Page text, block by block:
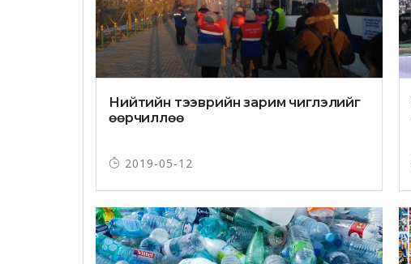
Нийтийн тээврийн зарим чиглэлийг
өөрчиллөө
2019-05-12